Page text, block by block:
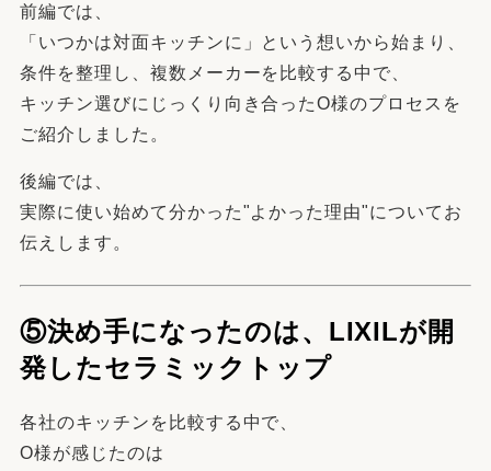
前編では、
「いつかは対面キッチンに」という想いから始まり、
条件を整理し、複数メーカーを比較する中で、
キッチン選びにじっくり向き合ったO様のプロセスを
ご紹介しました。
後編では、
実際に使い始めて分かった"よかった理由"についてお
伝えします。
⑤決め手になったのは、LIXILが開
発したセラミックトップ
各社のキッチンを比較する中で、
O様が感じたのは